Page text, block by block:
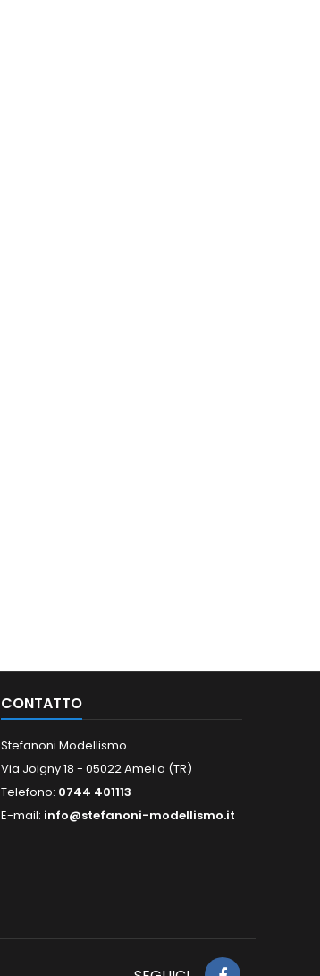
CONTATTO
Stefanoni Modellismo
Via Joigny 18 - 05022 Amelia (TR)
Telefono: 0744 401113
E-mail: info@stefanoni-modellismo.it